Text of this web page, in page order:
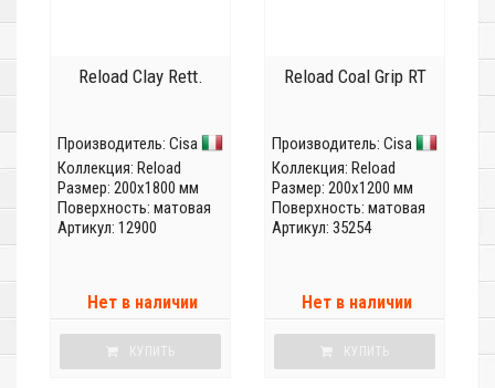
Reload Clay Rett.
Производитель: Cisa
Коллекция: Reload
Размер: 200x1800 мм
Поверхность: матовая
Артикул: 12900
Нет в наличии
КУПИТЬ
Reload Coal Grip RT
Производитель: Cisa
Коллекция: Reload
Размер: 200x1200 мм
Поверхность: матовая
Артикул: 35254
Нет в наличии
КУПИТЬ